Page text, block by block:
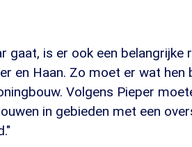
gaat, is er ook een belangrijke
en Haan. Zo moet er wat
Volgens Pieper
in gebieden met een